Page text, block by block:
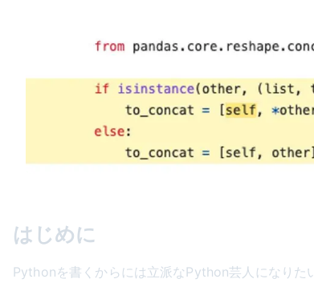
はじめに
Pythonを書くからには立派なPython芸人になりた